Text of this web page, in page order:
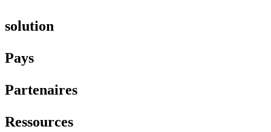
solution​​
Pays​​
Partenaires​​
Ressources​​